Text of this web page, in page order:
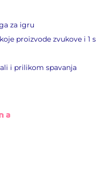
za igru
proizvode zvukove i 1 s
i prilikom spavanja